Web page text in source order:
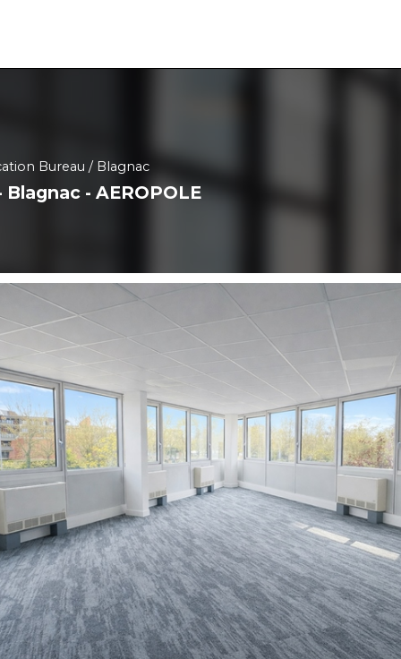
Blagnac - AEROPOLE
Bureau Blagnac